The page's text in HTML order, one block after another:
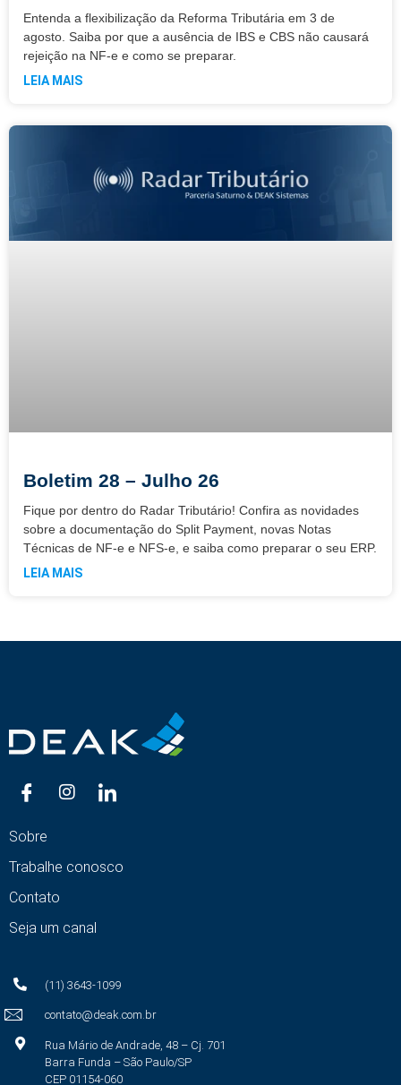
Entenda a flexibilização da Reforma Tributária em 3 de
agosto. Saiba por que a ausência de IBS e CBS não causará
rejeição na NF-e e como se preparar.
LEIA MAIS
Boletim 28 – Julho 26
Fique por dentro do Radar Tributário! Confira as novidades
sobre a documentação do Split Payment, novas Notas
Técnicas de NF-e e NFS-e, e saiba como preparar o seu ERP.
LEIA MAIS
Sobre
Trabalhe conosco
Contato
Seja um canal
(11) 3643-1099
contato@deak.com.br
Rua Mário de Andrade, 48 – Cj. 701
Barra Funda – São Paulo/SP
CEP 01154-060